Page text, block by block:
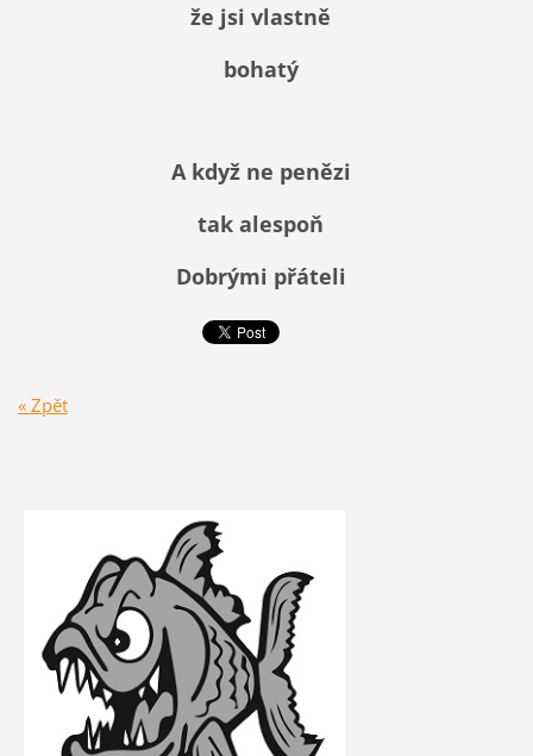
že jsi vlastně
bohatý
A když ne penězi
tak alespoň
Dobrými přáteli
« Zpět